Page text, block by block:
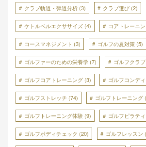
クラブ軌道・弾道分析 (3) クラブ選び (2)
ケトルベルエクササイズ (4) コアトレーニ
コースマネジメント (3) ゴルフの夏対策 (5)
ゴルファーのための栄養学 (7) ゴルフクラブ
ゴルフコアトレーニング (3) ゴルフコンデ
ゴルフストレッチ (74) ゴルフトレーニング
ゴルフトレーニング体験 (9) ゴルフピラティ
ゴルフボディチェック (20) ゴルフレッスン